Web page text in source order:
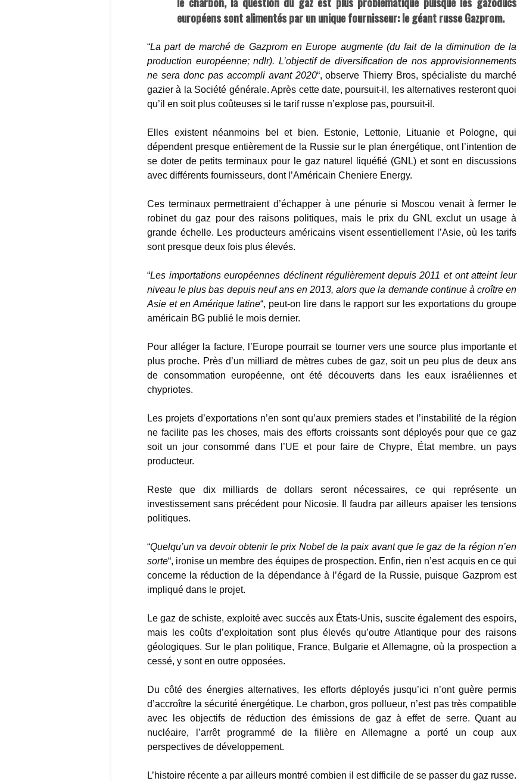
européens sont alimentés par un unique fournisseur: le géant russe Gazprom.
“La part de marché de Gazprom en Europe augmente (du fait de la diminution de la
production européenne; ndlr). L’objectif de diversification de nos approvisionnements
ne sera donc pas accompli avant 2020“, observe Thierry Bros, spécialiste du marché
gazier à la Société générale. Après cette date, poursuit-il, les alternatives resteront quoi
qu’il en soit plus coûteuses si le tarif russe n’explose pas, poursuit-il.
Elles existent néanmoins bel et bien. Estonie, Lettonie, Lituanie et Pologne, qui
dépendent presque entièrement de la Russie sur le plan énergétique, ont l’intention de
se doter de petits terminaux pour le gaz naturel liquéfié (GNL) et sont en discussions
avec différents fournisseurs, dont l’Américain Cheniere Energy.
Ces terminaux permettraient d’échapper à une pénurie si Moscou venait à fermer le
robinet du gaz pour des raisons politiques, mais le prix du GNL exclut un usage à
grande échelle. Les producteurs américains visent essentiellement l’Asie, où les tarifs
sont presque deux fois plus élevés.
“Les importations européennes déclinent régulièrement depuis 2011 et ont atteint leur
niveau le plus bas depuis neuf ans en 2013, alors que la demande continue à croître en
Asie et en Amérique latine“, peut-on lire dans le rapport sur les exportations du groupe
américain BG publié le mois dernier.
Pour alléger la facture, l’Europe pourrait se tourner vers une source plus importante et
plus proche. Près d’un milliard de mètres cubes de gaz, soit un peu plus de deux ans
de consommation européenne, ont été découverts dans les eaux israéliennes et
chypriotes.
Les projets d’exportations n’en sont qu’aux premiers stades et l’instabilité de la région
ne facilite pas les choses, mais des efforts croissants sont déployés pour que ce gaz
soit un jour consommé dans l’UE et pour faire de Chypre, État membre, un pays
producteur.
Reste que dix milliards de dollars seront nécessaires, ce qui représente un
investissement sans précédent pour Nicosie. Il faudra par ailleurs apaiser les tensions
politiques.
“Quelqu’un va devoir obtenir le prix Nobel de la paix avant que le gaz de la région n’en
sorte“, ironise un membre des équipes de prospection. Enfin, rien n’est acquis en ce qui
concerne la réduction de la dépendance à l’égard de la Russie, puisque Gazprom est
impliqué dans le projet.
Le gaz de schiste, exploité avec succès aux États-Unis, suscite également des espoirs,
mais les coûts d’exploitation sont plus élevés qu’outre Atlantique pour des raisons
géologiques. Sur le plan politique, France, Bulgarie et Allemagne, où la prospection a
cessé, y sont en outre opposées.
Du côté des énergies alternatives, les efforts déployés jusqu’ici n’ont guère permis
d’accroître la sécurité énergétique. Le charbon, gros pollueur, n’est pas très compatible
avec les objectifs de réduction des émissions de gaz à effet de serre. Quant au
nucléaire, l’arrêt programmé de la filière en Allemagne a porté un coup aux
perspectives de développement.
L’histoire récente a par ailleurs montré combien il est difficile de se passer du gaz russe.